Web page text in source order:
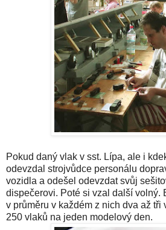
Pokud daný vlak v sst. Lípa, ale i
odevzdal strojvůdce personálu
vozidla a odešel odevzdat svůj
dispečerovi. Poté si vzal další volný.
v průměru v každém z nich dva až tři
250 vlaků na jeden modelový den.